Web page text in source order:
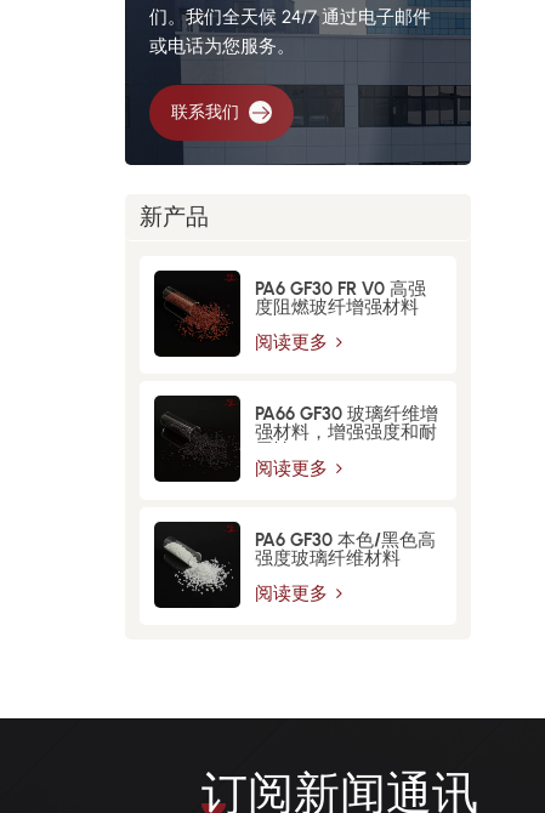
们。我们全天候 24/7 通过电子邮件
或电话为您服务。
联系我们
新产品
PA6 GF30 FR V0 高强
度阻燃玻纤增强材料
阅读更多
PA66 GF30 玻璃纤维增​​
强材料，增强强度和耐
用性
阅读更多
PA6 GF30 本色/黑色高
强度玻璃纤维材料
阅读更多
订阅新闻通讯